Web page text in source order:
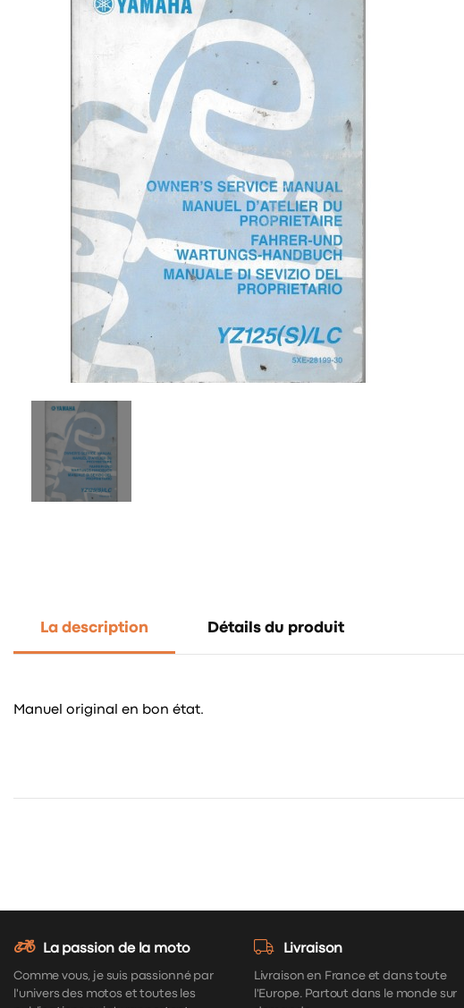
La description Détails du produit
Manuel original en bon état.
La passion de la moto
Comme vous, je suis passionné par
l'univers des motos et toutes les
Livraison
Livraison en France et dans toute
l'Europe. Partout dans le monde sur